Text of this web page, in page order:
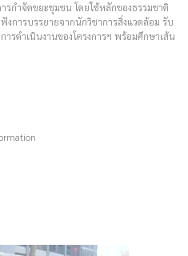
รกำจัดขยะชุมชน โดยใช้หลักของธรรมชาติ
งการบรรยายจากนักวิชาการสิ่งแวดล้อม รับ
รดำเนินงานของโครงการฯ พร้อมศึกษาเส้น